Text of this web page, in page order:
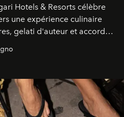
Hotels & Resorts célèbre
une expérience culinaire
gelati d'auteur et accords